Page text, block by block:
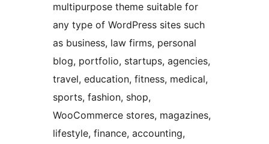
multipurpose theme suitable for
any type of WordPress sites such
as business, law firms, personal
blog, portfolio, startups, agencies,
travel, education, fitness, medical,
sports, fashion, shop,
WooCommerce stores, magazines,
lifestyle, finance, accounting,